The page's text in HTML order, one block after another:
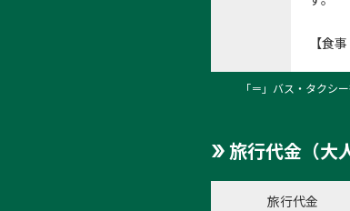
【食
「＝」バス・タク
旅行代金（大
旅行代金